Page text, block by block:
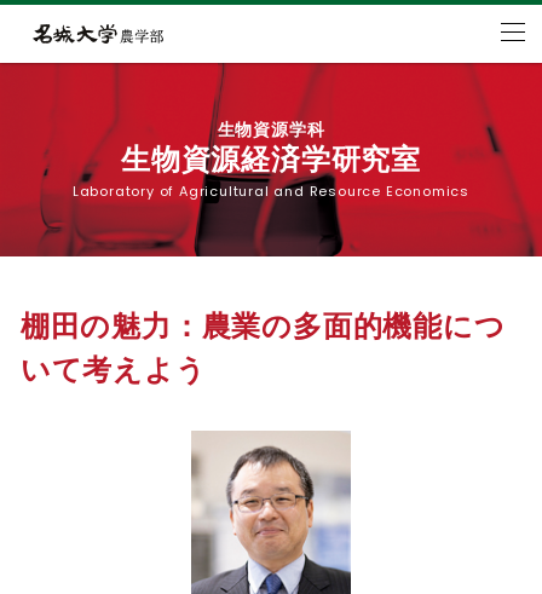
生物資源学科
生物資源経済学研究室
Laboratory of Agricultural and Resource Economics
棚田の魅力：農業の多面的機能につ
いて考えよう